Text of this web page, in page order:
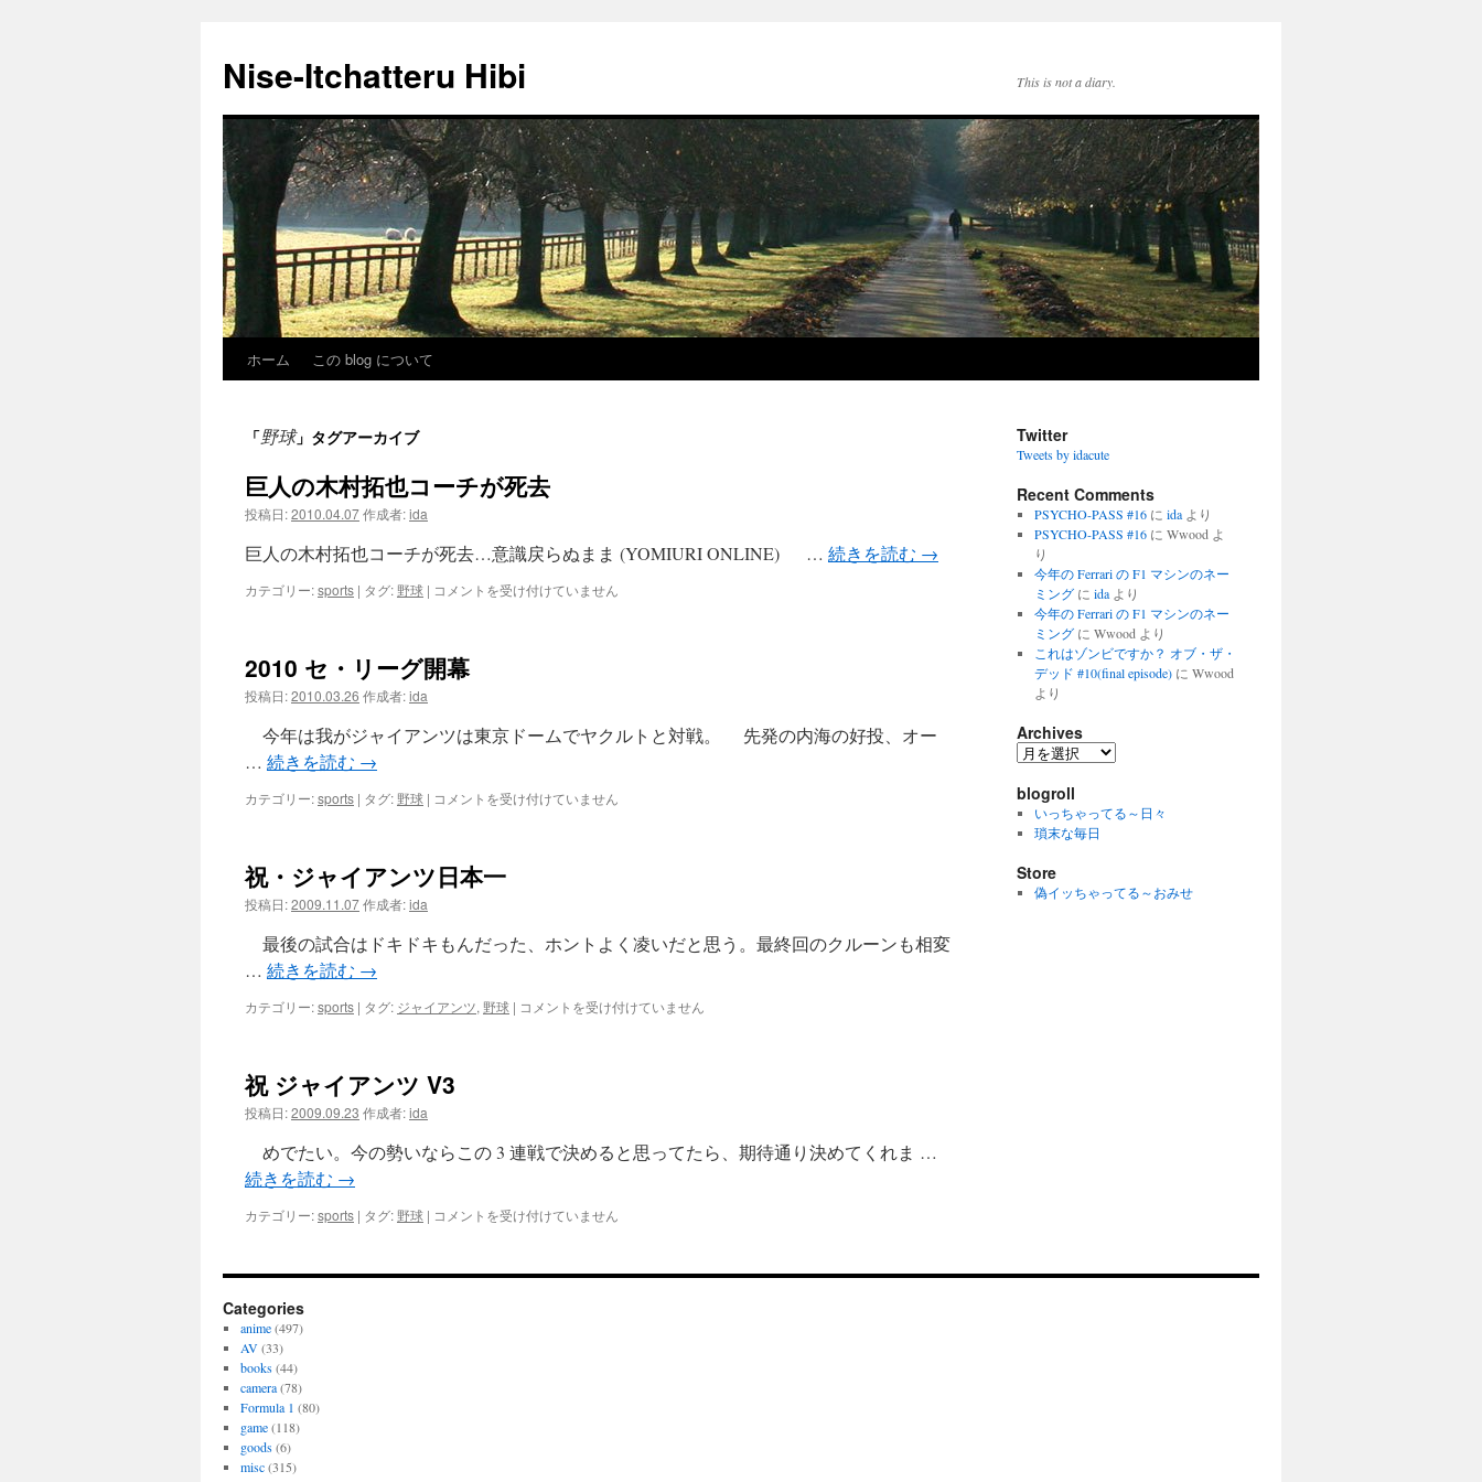
Nise-Itchatteru Hibi This is not a diary.
ッ
ホーム この blog について
「野球」タグアーカイブ
巨人の木村拓也コーチが死去
投稿日:2010.04.07作成者:ida
巨人の木村拓也コーチが死去…意識戻らぬまま (YOMIURI ONLINE) … 続きを読む →
カテゴリー:sports | タグ: 野球 | 巨
村
コ
ー
死
コメントを受け付けていません
2010 セ・リーグ開幕
投稿日:2010.03.26 作成者:ida
今年は我がジャイアンツは東京ドームでヤクルトと対戦。 先発の内海の好投、オー
… 続きを読む →
カテゴリー:sports | タグ: 野球 | 2010
グ
は
コメントを受け付けていません
祝・ジャイアンツ日本一
投稿日:2009.11.07作成者:ida
最後の試合はドキドキもんだった、ホントよく凌いだと思う。最終回のクルーンも相変
… 続きを読む →
カテゴリー:sports | タグ: ジャイアンツ, 野球 | 祝・
日
本
コメントを受け付けていません
祝 ジャイアンツ V3
投稿日:2009.09.23 作成者:ida
めでたい。今の勢いならこの 3 連戦で決めると思ってたら、期待通り決めてくれま …
続きを読む →
カテゴリー:sports | タグ: 野球 | 祝
イ
コメントを受け付けていません
Twitter
Tweets by idacute
Recent Comments
PSYCHO-PASS #16に idaより
PSYCHO-PASS #16に Wwood よ
り
今年の Ferrari の F1 マシンのネー
ミングに idaより
今年の Ferrari の F1 マシンのネー
ミングに Wwood より
これはゾンビですか？ オブ・ザ・
デッド #10(final episode)に Wwood
より
Archives
Archives
blogroll
いっちゃってる～日々
瑣末な毎日
Store
偽イッちゃってる～おみせ
Categories
anime(497)
AV(33)
books(44)
camera(78)
Formula 1 (80)
game(118)
goods(6)
misc(315)